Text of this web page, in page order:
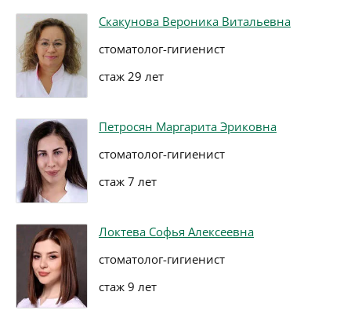
Скакунова Вероника Витальевна
стоматолог-гигиенист
стаж 29 лет
Петросян Маргарита Эриковна
стоматолог-гигиенист
стаж 7 лет
Локтева Софья Алексеевна
стоматолог-гигиенист
стаж 9 лет